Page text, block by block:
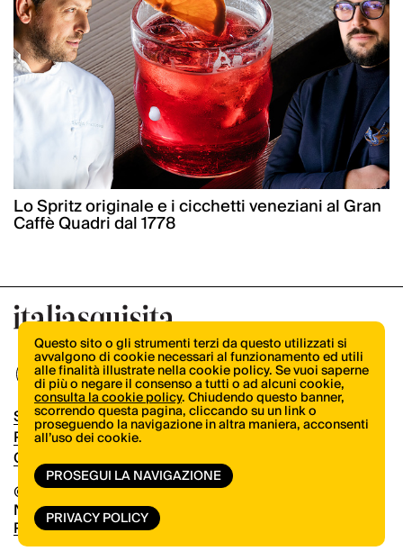
Lo Spritz originale e i cicchetti veneziani al Gran
Caffè Quadri dal 1778
© Copyright 2026.Vertical.it
N.ro Iscrizione ROC 32504
Privacy Policy
Shop
Pubblicità
Contatti
Questo sito o gli strumenti terzi da questo utilizzati si
avvalgono di cookie necessari al funzionamento ed utili
alle finalità illustrate nella cookie policy. Se vuoi saperne
di più o negare il consenso a tutti o ad alcuni cookie,
consulta la cookie policy. Chiudendo questo banner,
scorrendo questa pagina, cliccando su un link o
proseguendo la navigazione in altra maniera, acconsenti
all’uso dei cookie.
PROSEGUI LA NAVIGAZIONE
PRIVACY POLICY